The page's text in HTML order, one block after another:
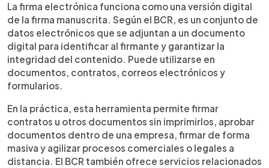
La firma electrónica funciona como una versión digital
de la firma manuscrita. Según el BCR, es un conjunto de
datos electrónicos que se adjuntan a un documento
digital para identificar al firmante y garantizar la
integridad del contenido. Puede utilizarse en
documentos, contratos, correos electrónicos y
formularios.
En la práctica, esta herramienta permite firmar
contratos u otros documentos sin imprimirlos, aprobar
documentos dentro de una empresa, firmar de forma
masiva y agilizar procesos comerciales o legales a
distancia. El BCR también ofrece servicios relacionados